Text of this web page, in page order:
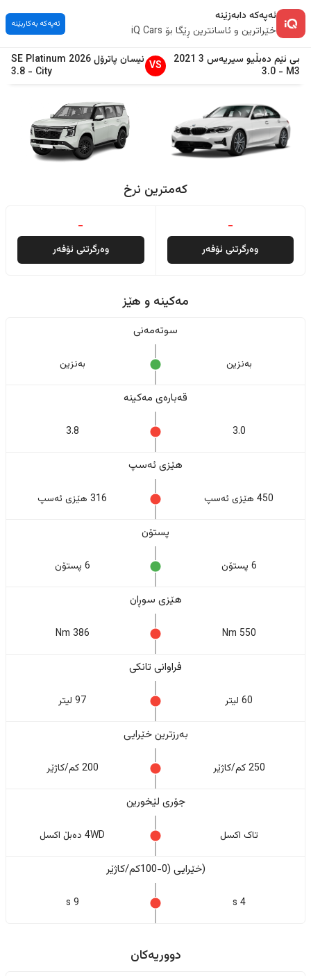
ئەپەکە دابەزێنە
خێراترین و ئاسانترین ڕێگا بۆ iQ Cars
ئەپەکە بەکاربێنە
بی ئێم دەبڵیو سیریەس 3
2021
M3
-
3.0
VS نیسان پاترۆل2026
SE Platinum
City
-
3.8
کەمترین نرخ
-
وەرگرتنی ئۆفەر
-
وەرگرتنی ئۆفەر
مەکینە و هێز
سوتەمەنی
بەنزین بەنزین
قەبارەی مەکینە
3.0
3.8
هێزی ئەسپ
450 هێزی ئەسپ 316 هێزی ئەسپ
پستۆن
6 پستۆن 6 پستۆن
هێزی سوڕان
550 Nm
386 Nm
فراوانی تانکی
60 لیتر 97 لیتر
بەرزترین خێرایی
250 کم/کاژێر 200 کم/کاژێر
جۆری لێخورین
تاک اکسل 4WD دەبڵ اکسل
(خێرایی (0-100کم/کاژێر
4 s
9 s
دووریەکان